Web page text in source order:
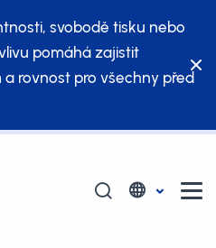
svobodě tisku nebo
pomáhá zajistit
rovnost pro všechny před